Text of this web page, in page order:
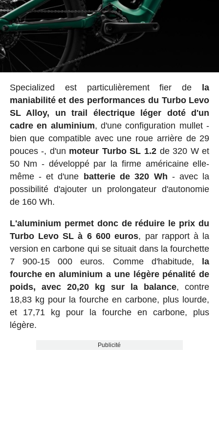
Specialized est particulièrement fier de la
maniabilité et des performances du Turbo Levo
SL Alloy, un trail électrique léger doté d'un
cadre en aluminium, d'une configuration mullet -
bien que compatible avec une roue arrière de 29
pouces -, d'un moteur Turbo SL 1.2 de 320 W et
50 Nm - développé par la firme américaine elle-
même - et d'une batterie de 320 Wh - avec la
possibilité d'ajouter un prolongateur d'autonomie
de 160 Wh.
L'aluminium permet donc de réduire le prix du
Turbo Levo SL à 6 600 euros, par rapport à la
version en carbone qui se situait dans la fourchette
7 900-15 000 euros. Comme d'habitude, la
fourche en aluminium a une légère pénalité de
poids, avec 20,20 kg sur la balance, contre
18,83 kg pour la fourche en carbone, plus lourde,
et 17,71 kg pour la fourche en carbone, plus
légère.
Publicité